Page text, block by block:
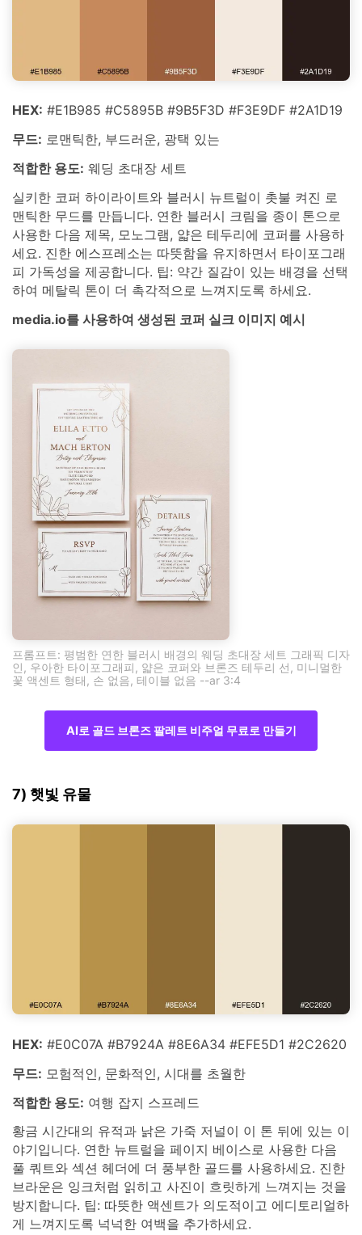
HEX: #E1B985 #C5895B #9B5F3D #F3E9DF #2A1D19
무드: 로맨틱한, 부드러운, 광택 있는
적합한 용도: 웨딩 초대장 세트
실키한 코퍼 하이라이트와 블러시 뉴트럴이 촛불 켜진 로
맨틱한 무드를 만듭니다. 연한 블러시 크림을 종이 톤으로
사용한 다음 제목, 모노그램, 얇은 테두리에 코퍼를 사용하
세요. 진한 에스프레소는 따뜻함을 유지하면서 타이포그래
피 가독성을 제공합니다. 팁: 약간 질감이 있는 배경을 선택
하여 메탈릭 톤이 더 촉각적으로 느껴지도록 하세요.
media.io를 사용하여 생성된 코퍼 실크 이미지 예시
프롬프트: 평범한 연한 블러시 배경의 웨딩 초대장 세트 그래픽 디자
인, 우아한 타이포그래피, 얇은 코퍼와 브론즈 테두리 선, 미니멀한
꽃 액센트 형태, 손 없음, 테이블 없음 --ar 3:4
AI로 골드 브론즈 팔레트 비주얼 무료로 만들기
7) 햇빛 유물
HEX: #E0C07A #B7924A #8E6A34 #EFE5D1 #2C2620
무드: 모험적인, 문화적인, 시대를 초월한
적합한 용도: 여행 잡지 스프레드
황금 시간대의 유적과 낡은 가죽 저널이 이 톤 뒤에 있는 이
야기입니다. 연한 뉴트럴을 페이지 베이스로 사용한 다음
풀 쿼트와 섹션 헤더에 더 풍부한 골드를 사용하세요. 진한
브라운은 잉크처럼 읽히고 사진이 흐릿하게 느껴지는 것을
방지합니다. 팁: 따뜻한 액센트가 의도적이고 에디토리얼하
게 느껴지도록 넉넉한 여백을 추가하세요.